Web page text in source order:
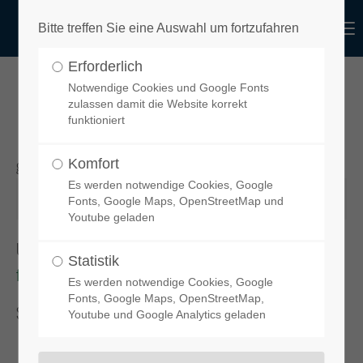
Benutzername
Passwort
Register|Lost your password?
functional
IHR GEWÄHLTES PRODUKT
gewünschtes Produkt
Um Ihren Spoiler zu bestellen, klicken Sie bitte auf diesen Link:
functional-design-de.myshopify.com
Sie gelangen dann zu unseremonline-Shop.
Bitte treffen Sie eine Auswahl um fortzufahren
Erforderlich
Notwendige Cookies und Google Fonts
zulassen damit die Website korrekt
funktioniert
Komfort
Es werden notwendige Cookies, Google
Fonts, Google Maps, OpenStreetMap und
Youtube geladen
Statistik
Es werden notwendige Cookies, Google
Fonts, Google Maps, OpenStreetMap,
Youtube und Google Analytics geladen